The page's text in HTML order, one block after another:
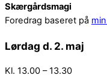
Skærgårdsmagi
Foredrag baseret på
Lørdag d. 2. maj
Kl. 13.00 – 13.30